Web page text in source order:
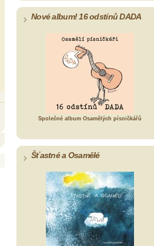
Nové album! 16 odstínů DADA
Společné album Osamělých písničkářů
Šťastné a Osamělé